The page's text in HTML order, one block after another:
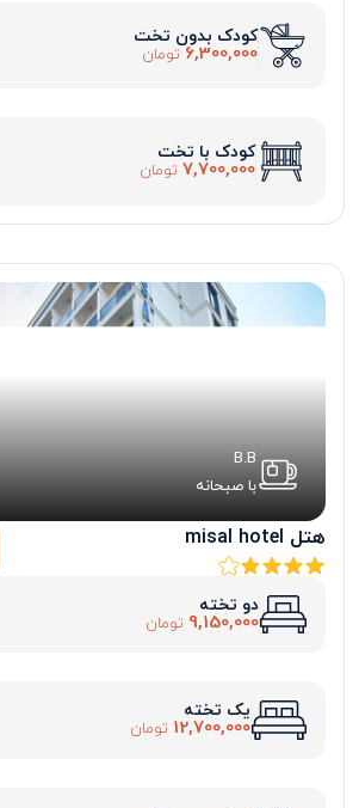
کودک بدون تخت
6,300,000 تومان
کودک با تخت
7,700,000 تومان
B.B
با صبحانه
هتل misal hotel
دو تخته
9,150,000 تومان
یک تخته
12,700,000 تومان